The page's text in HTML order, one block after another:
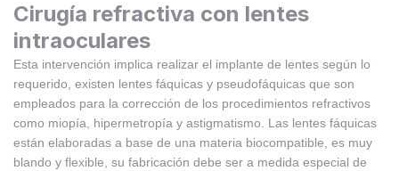
Cirugía refractiva con lentes
intraoculares
Esta intervención implica realizar el implante de lentes según lo
requerido, existen lentes fáquicas y pseudofáquicas que son
empleados para la corrección de los procedimientos refractivos
como miopía, hipermetropía y astigmatismo. Las lentes fáquicas
están elaboradas a base de una materia biocompatible, es muy
blando y flexible, su fabricación debe ser a medida especial de